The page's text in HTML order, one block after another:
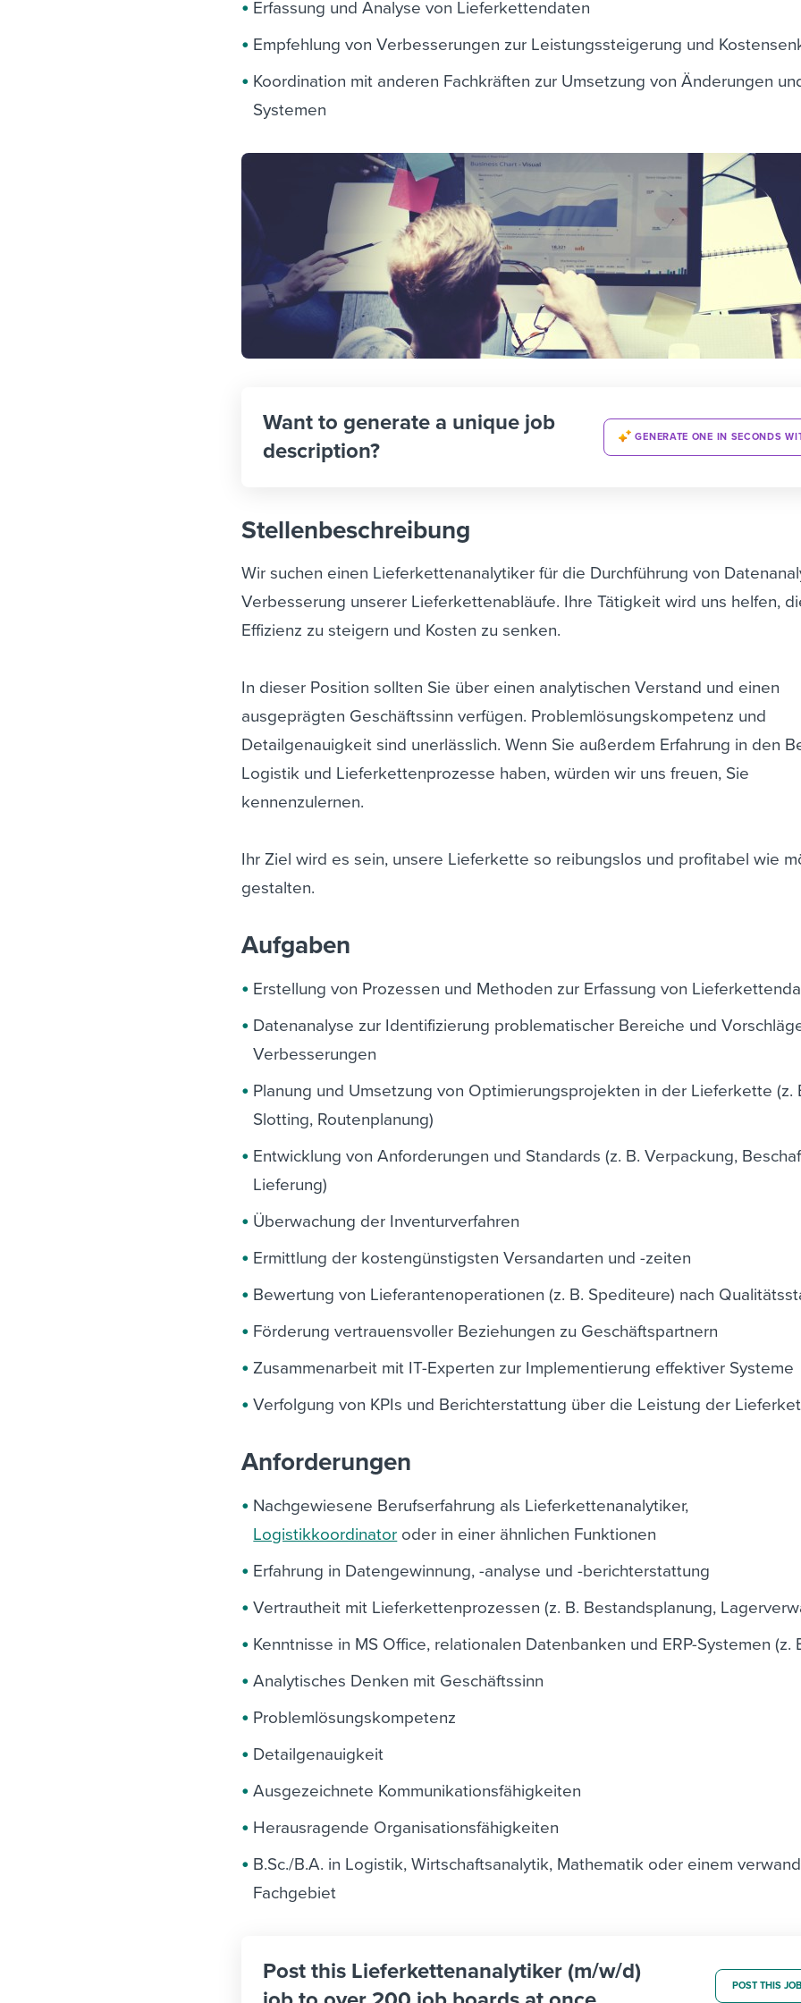
Erfassung und Analyse von Lieferkettendaten
Empfehlung von Verbesserungen zur Leistungssteigerung und
Koordination mit anderen Fachkräften zur Umsetzung von Änderungen
Systemen
Want to generate a unique job
description?
GENERATE ONE IN SECONDS
Stellenbeschreibung
Wir suchen einen Lieferkettenanalytiker für die Durchführung von
Verbesserung unserer Lieferkettenabläufe. Ihre Tätigkeit wird uns helfen,
Effizienz zu steigern und Kosten zu senken.
In dieser Position sollten Sie über einen analytischen Verstand und einen
ausgeprägten Geschäftssinn verfügen. Problemlösungskompetenz und
Detailgenauigkeit sind unerlässlich. Wenn Sie außerdem Erfahrung in den
Logistik und Lieferkettenprozesse haben, würden wir uns freuen, Sie
kennenzulernen.
Ihr Ziel wird es sein, unsere Lieferkette so reibungslos und profitabel wie
gestalten.
Aufgaben
Erstellung von Prozessen und Methoden zur Erfassung von
Datenanalyse zur Identifizierung problematischer Bereiche und
Verbesserungen
Planung und Umsetzung von Optimierungsprojekten in der Lieferkette (z.
Slotting, Routenplanung)
Entwicklung von Anforderungen und Standards (z. B. Verpackung,
Lieferung)
Überwachung der Inventurverfahren
Ermittlung der kostengünstigsten Versandarten und -zeiten
Bewertung von Lieferantenoperationen (z. B. Spediteure) nach
Förderung vertrauensvoller Beziehungen zu Geschäftspartnern
Zusammenarbeit mit IT-Experten zur Implementierung effektiver Systeme
Verfolgung von KPIs und Berichterstattung über die Leistung der
Anforderungen
Nachgewiesene Berufserfahrung als Lieferkettenanalytiker,
Logistikkoordinator oder in einer ähnlichen Funktionen
Erfahrung in Datengewinnung, -analyse und -berichterstattung
Vertrautheit mit Lieferkettenprozessen (z. B. Bestandsplanung,
Kenntnisse in MS Office, relationalen Datenbanken und ERP-Systemen (z.
Analytisches Denken mit Geschäftssinn
Problemlösungskompetenz
Detailgenauigkeit
Ausgezeichnete Kommunikationsfähigkeiten
Herausragende Organisationsfähigkeiten
B.Sc./B.A. in Logistik, Wirtschaftsanalytik, Mathematik oder einem
Fachgebiet
Post this Lieferkettenanalytiker (m/w/d)
POST THIS